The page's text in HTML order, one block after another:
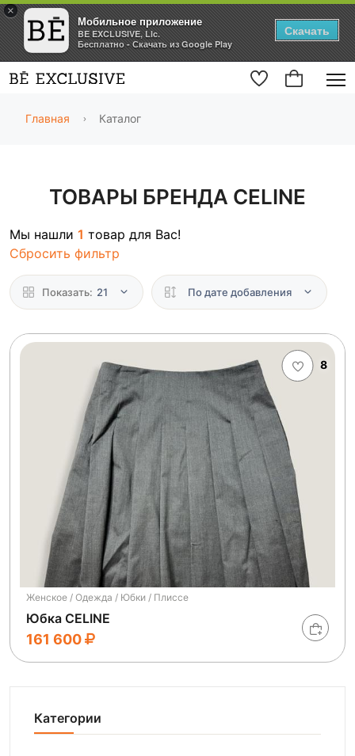
×
Мобильное приложение
BE EXCLUSIVE, Llc.
Бесплатно - Скачать из Google Play
Скачать
Главная Каталог
ТОВАРЫ БРЕНДА CELINE
Мы нашли 1 товар для Вас!
Сбросить фильтр
Показать: 21 По дате добавления
8
Женское / Одежда / Юбки / Плиссе
Юбка CELINE
161 600
Категории